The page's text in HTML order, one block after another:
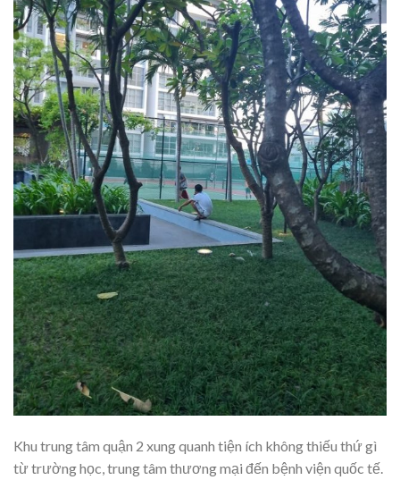
Khu trung tâm quận 2 xung quanh tiện ích không thiếu thứ gì
từ trường học, trung tâm thương mại đến bệnh viện quốc tế.